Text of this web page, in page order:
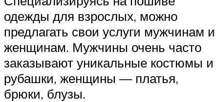
одежды для взрослых, можно
предлагать свои услуги мужчинам и
женщинам. Мужчины очень часто
заказывают уникальные костюмы и
рубашки, женщины — платья,
брюки, блузы.